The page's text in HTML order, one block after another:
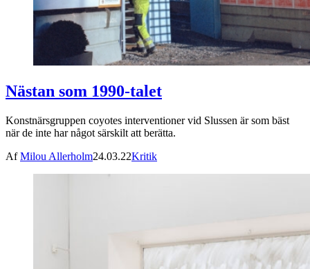
Nästan som 1990-talet
Konstnärsgruppen coyotes interventioner vid Slussen är som bäst
när de inte har något särskilt att berätta.
AfMilou Allerholm24.03.22Kritik